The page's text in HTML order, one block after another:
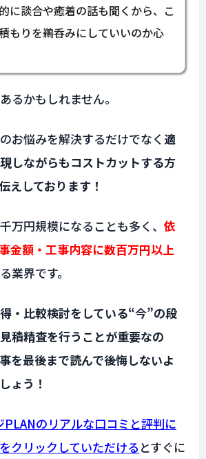
に談合や癒着の話も聞くから、こ
もりを鵜呑みにしていいのか心
るかもしれません。
お悩みを解決するだけでなく 適
しながらもコストカットする方
えしております！
万円規模になることも多く、依
金額・工事内容に数百万円以上
業界です。
・比較検討をしている“今”の段
積精査を行うことが重要なの
を最後まで読んで後悔しないよ
ょう！
のリアルな口コミと評判に
クリックしていただける とすぐに